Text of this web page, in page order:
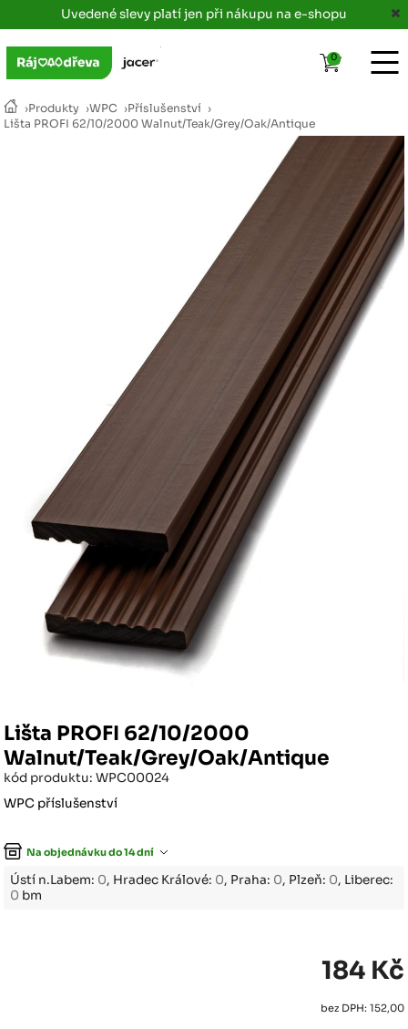
Uvedené slevy platí jen při nákupu na e-shopu
›Produkty ›WPC ›Příslušenství ›
Lišta PROFI 62/10/2000 Walnut/Teak/Grey/Oak/Antique
Lišta PROFI 62/10/2000
Walnut/Teak/Grey/Oak/Antique
kód produktu: WPC00024
WPC příslušenství
Na objednávku do 14 dní
Ústí n.Labem: 0, Hradec Králové: 0, Praha: 0, Plzeň: 0, Liberec:
0 bm
184 Kč
bez DPH: 152,00
0